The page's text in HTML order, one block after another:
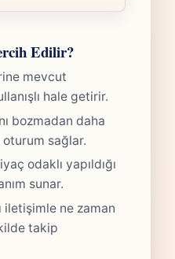
Edilir?
mevcut
hale getirir.
bozmadan daha
sağlar.
odaklı yapıldığı
sunar.
iletişimle ne zaman
takip